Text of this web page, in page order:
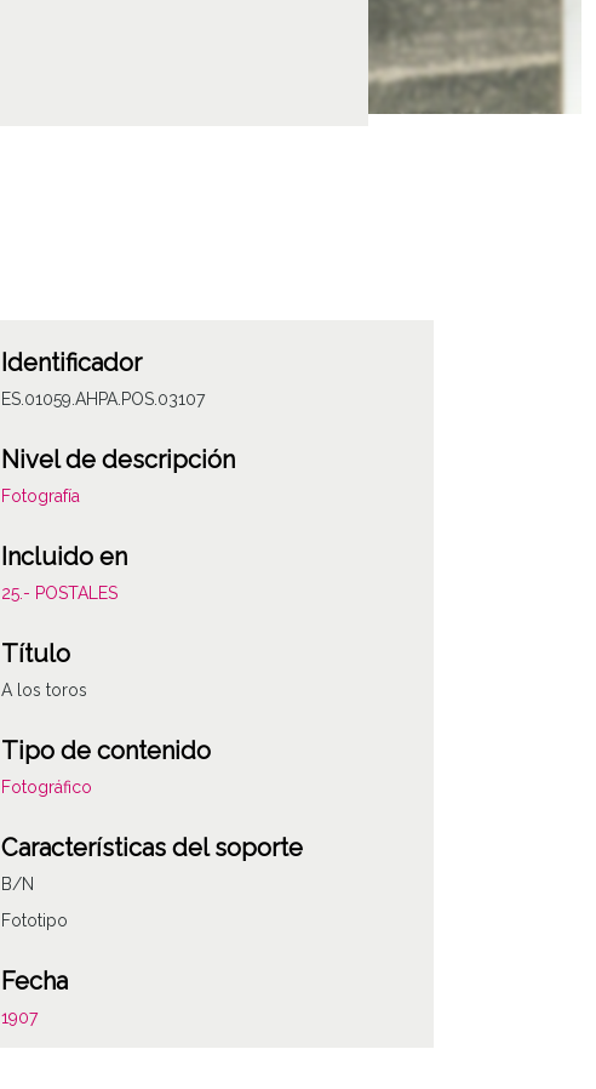
Identificador
ES.01059.AHPA.POS.03107
Nivel de descripción
Fotografía
Incluido en
25.- POSTALES
Título
A los toros
Tipo de contenido
Fotográfico
Características del soporte
B/N
Fototipo
Fecha
1907